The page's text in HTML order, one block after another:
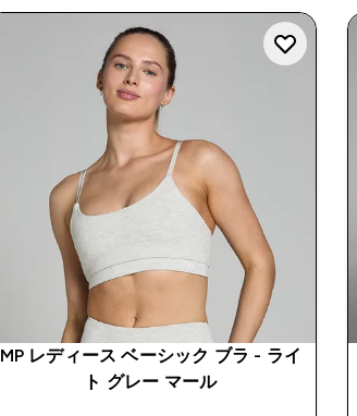
MP レディース ベーシック ブラ - ライ
ト グレー マール